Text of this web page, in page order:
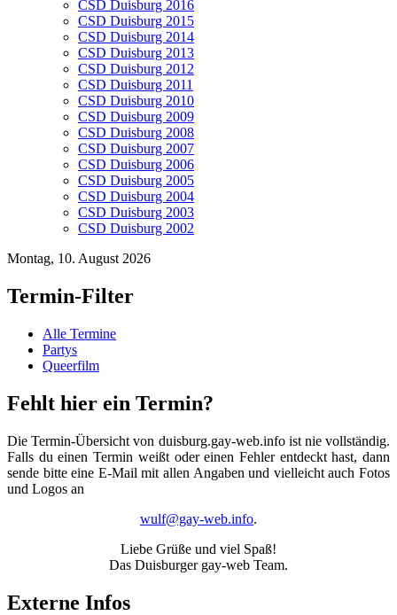
CSD Duisburg 2016
CSD Duisburg 2015
CSD Duisburg 2014
CSD Duisburg 2013
CSD Duisburg 2012
CSD Duisburg 2011
CSD Duisburg 2010
CSD Duisburg 2009
CSD Duisburg 2008
CSD Duisburg 2007
CSD Duisburg 2006
CSD Duisburg 2005
CSD Duisburg 2004
CSD Duisburg 2003
CSD Duisburg 2002
Montag, 10. August 2026
Termin-Filter
Alle Termine
Partys
Queerfilm
Fehlt hier ein Termin?
Die Termin-Übersicht von duisburg.gay-web.info ist nie vollständig.
Falls du einen Termin weißt oder einen Fehler entdeckt hast, dann
sende bitte eine E-Mail mit allen Angaben und vielleicht auch Fotos
und Logos an
wulf@gay-web.info.
Liebe Grüße und viel Spaß!
Das Duisburger gay-web Team.
Externe Infos